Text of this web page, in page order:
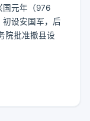
国元年（976
初设安国军，后
院批准撤县设